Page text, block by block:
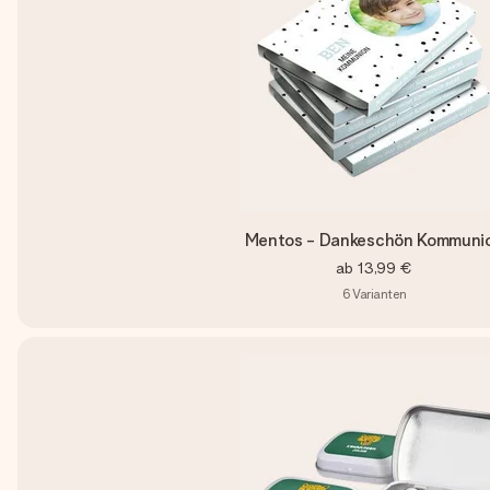
Mentos - Dankeschön
ab 13,99 €
6Varianten